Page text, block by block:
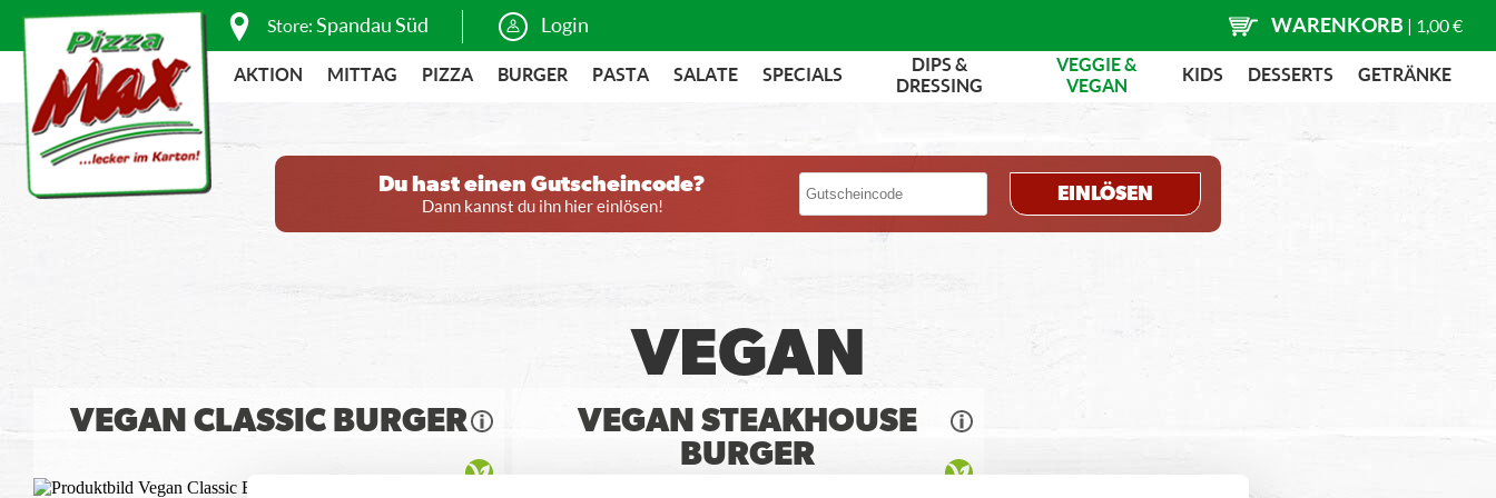
Store: Spandau Süd Login WARENKORB | 1,00 €
AKTION MITTAG PIZZA BURGER PASTA SALATE SPECIALS
DIPS &
DRESSING
VEGGIE &
VEGAN
KIDS DESSERTS GETRÄNKE
Du hast einen Gutscheincode?
Dann kannst du ihn hier einlösen!
EINLÖSEN
VEGAN
VEGAN CLASSIC BURGER
VEGAN STEAKHOUSE
BURGER